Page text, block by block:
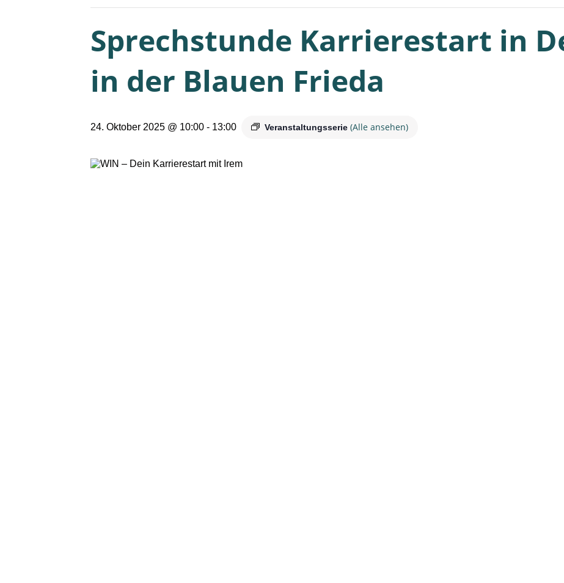
Sprechstunde Karrierestart in
in der Blauen Frieda
24. Oktober 2025 @ 10:00 - 13:00 Veranstaltungsserie (Alle ansehen)